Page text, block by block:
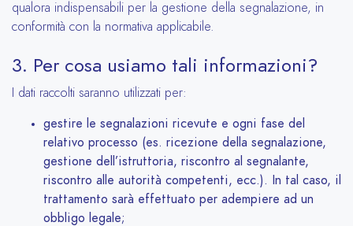
qualora indispensabili per la gestione della segnalazione, in
conformità con la normativa applicabile.
3. Per cosa usiamo tali informazioni?
I dati raccolti saranno utilizzati per:
gestire le segnalazioni ricevute e ogni fase del
relativo processo (es. ricezione della segnalazione,
gestione dell’istruttoria, riscontro al segnalante,
riscontro alle autorità competenti, ecc.). In tal caso, il
trattamento sarà effettuato per adempiere ad un
obbligo legale;